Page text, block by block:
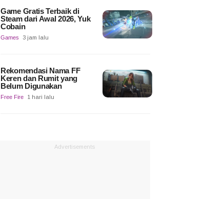
Game Gratis Terbaik di
Steam dari Awal 2026, Yuk
Cobain
Games 3 jam lalu
Rekomendasi Nama FF
Keren dan Rumit yang
Belum Digunakan
Free Fire 1 hari lalu
Advertisements